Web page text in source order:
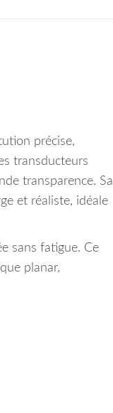
précise,
transducteurs
transparence. Sa
et réaliste, idéale
sans fatigue. Ce
planar,